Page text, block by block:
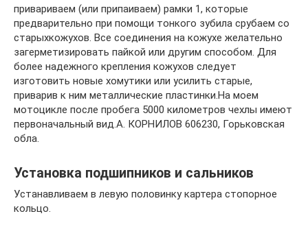
привариваем (или припаиваем) рамки 1, которые
предварительно при помощи тонкого зубила срубаем со
старыхкожухов. Все соединения на кожухе желательно
загерметизировать пайкой или другим способом. Для
более надежного крепления кожухов следует
изготовить новые хомутики или усилить старые,
приварив к ним металлические пластинки.На моем
мотоцикле после пробега 5000 километров чехлы имеют
первоначальный вид.А. КОРНИЛОВ 606230, Горьковская
обла.
Установка подшипников и сальников
Устанавливаем в левую половинку картера стопорное
кольцо.